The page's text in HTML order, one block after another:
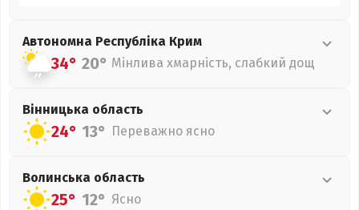
Автономна Республіка Крим
34° 20° Мінлива хмарність, слабкий дощ
Вінницька область
24° 13° Переважно ясно
Волинська область
25° 12° Ясно